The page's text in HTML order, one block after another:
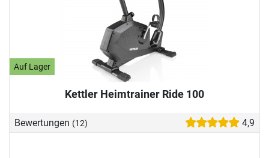
Auf Lager
Kettler Heimtrainer Ride 100
Bewertungen (12) 4,9